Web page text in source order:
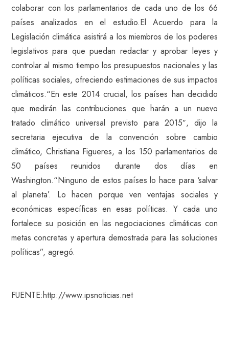
colaborar con los parlamentarios de cada uno de los 66
países analizados en el estudio.El Acuerdo para la
Legislación climática asistirá a los miembros de los poderes
legislativos para que puedan redactar y aprobar leyes y
controlar al mismo tiempo los presupuestos nacionales y las
políticas sociales, ofreciendo estimaciones de sus impactos
climáticos.“En este 2014 crucial, los países han decidido
que medirán las contribuciones que harán a un nuevo
tratado climático universal previsto para 2015″, dijo la
secretaria ejecutiva de la convención sobre cambio
climático, Christiana Figueres, a los 150 parlamentarios de
50 países reunidos durante dos días en
Washington.“Ninguno de estos países lo hace para ‘salvar
al planeta’. Lo hacen porque ven ventajas sociales y
económicas específicas en esas políticas. Y cada uno
fortalece su posición en las negociaciones climáticas con
metas concretas y apertura demostrada para las soluciones
políticas”, agregó.
FUENTE:http://www.ipsnoticias.net